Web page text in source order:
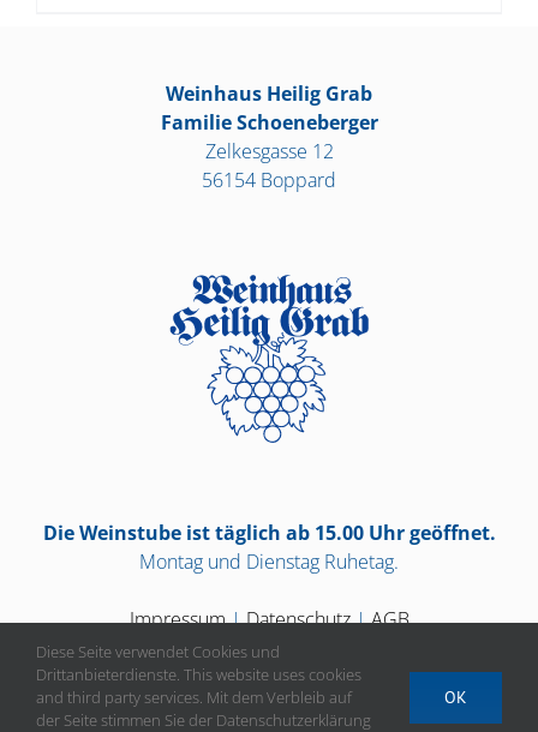
Weinhaus Heilig Grab
Familie Schoeneberger
Zelkesgasse 12
56154 Boppard
Die Weinstube ist täglich ab 15.00 Uhr geöffnet.
Montag und Dienstag Ruhetag.
Impressum|Datenschutz|AGB
Diese Seite verwendet Cookies und
Drittanbieterdienste. This website uses cookies
and third party services. Mit dem Verbleib auf
der Seite stimmen Sie der Datenschutzerklärung
OK